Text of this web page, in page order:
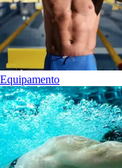
Equipamento